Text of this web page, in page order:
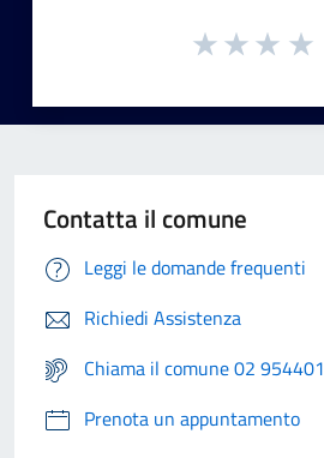
Contatta il comune
Leggi le domande frequenti
Richiedi Assistenza
Chiama il comune 02 954401
Prenota un appuntamento